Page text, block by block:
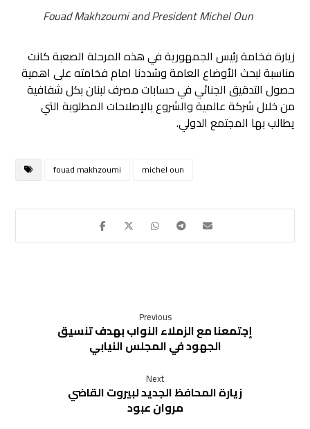
Fouad Makhzoumi and President Michel Oun
زيارة فخامة رئيس الجمهورية في هذه المرحلة الصعبة كانت
مناسبة لبحث الأوضاع العامةوشددنا امام فخامته على اهمية
حصول التدقيق الجنائي في حسابات مصرف لبنان بكل شفافية
من خلال شركة عالمية والشروع بالإصلاحات المطلوبة التي
يطالب بها المجتمع الدولي.
fouad makhzoumi michel oun
Previous
إجتمعنا مع الزملاء النواب بهدف تنسيق
الجهود في المجلس النيابي
Next
زيارة المحافظ الجديد لبيروت القاضي
مروان عبود